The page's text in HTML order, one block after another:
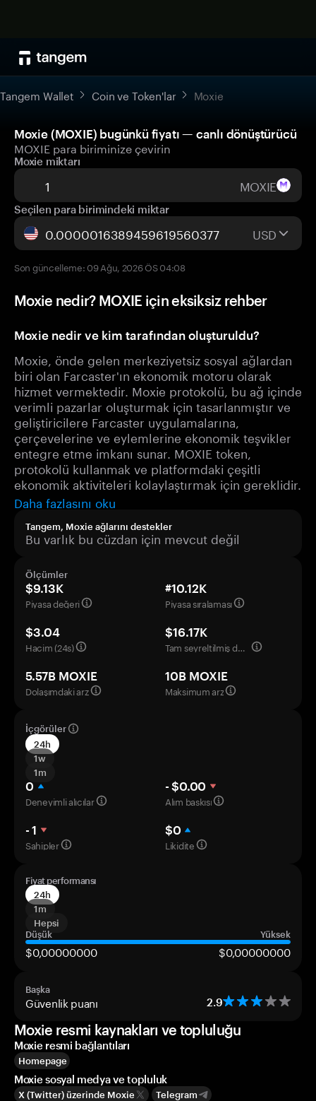
Tangem Wallet Coin ve Token'lar Moxie
Moxie (MOXIE) bugünkü fiyatı — canlı dönüştürücü
MOXIE para biriminize çevirin
Moxie miktarı
MOXIE
Seçilen para birimindeki miktar
USD
Son güncelleme: 09 Ağu, 2026 ÖS 04:08
Moxie nedir? MOXIE için eksiksiz rehber
Moxie nedir ve kim tarafından oluşturuldu?
Moxie, önde gelen merkeziyetsiz sosyal ağlardan
biri olan Farcaster'ın ekonomik motoru olarak
hizmet vermektedir. Moxie protokolü, bu ağ içinde
verimli pazarlar oluşturmak için tasarlanmıştır ve
geliştiricilere Farcaster uygulamalarına,
çerçevelerine ve eylemlerine ekonomik teşvikler
entegre etme imkanı sunar. MOXIE token,
protokolü kullanmak ve platformdaki çeşitli
ekonomik aktiviteleri kolaylaştırmak için gereklidir.
Daha fazlasını oku
Tangem, Moxie ağlarını destekler
Bu varlık bu cüzdan için mevcut değil
Ölçümler
$9.13K
Piyasa değeri
#10.12K
Piyasa sıralaması
$3.04
Hacim (24s)
$16.17K
Tam seyreltilmiş değerleme
5.57B MOXIE
Dolaşımdaki arz
10B MOXIE
Maksimum arz
İçgörüler
24h
1w
1m
0
Deneyimli alıcılar
- $0.00
Alım baskısı
- 1
Sahipler
$0
Likidite
Fiyat performansı
24h
1m
Hepsi
Düşük
Yüksek
$0,00000000 $0,00000000
Başka
Güvenlik puanı 2.9
Moxie resmi kaynakları ve topluluğu
Moxie resmi bağlantıları
Homepage
Moxie sosyal medya ve topluluk
X (Twitter) üzerinde Moxie Telegram